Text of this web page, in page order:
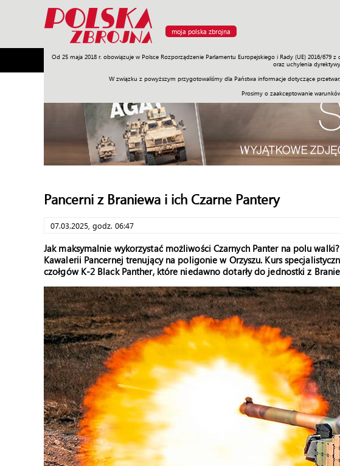
moja polska zbrojna
Od 25 maja 2018 r. obowiązuje w Polsce Rozporządzenie Parlamentu Europejskiego i Rady (UE) 2016/
oraz uchylenia
W związku z powyższym przygotowaliśmy dla Państwa informacje dotyczące
Prosimy o zaakceptowanie
Armia Poligon Sprzęt Misje Polityka Prawo Świat
Pancerni z Braniewa i ich Czarne Pantery
07.03.2025, godz. 06:47
Jak maksymalnie wykorzystać możliwości Czarnych Panter na polu
Kawalerii Pancernej trenujący na poligonie w Orzyszu. Kurs
czołgów K-2 Black Panther, które niedawno dotarły do jednostki z